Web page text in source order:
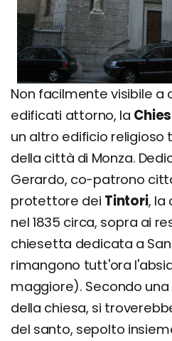
Non facilmente visibile a
edificati attorno, la
un altro edificio religioso
della città di Monza.
Gerardo, co-patrono
protettore dei Tintori, la
nel 1835 circa, sopra ai
chiesetta dedicata a
rimangono tutt'ora
maggiore). Secondo
della chiesa, si
del santo, sepolto